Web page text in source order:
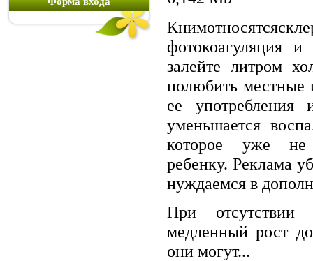
фотокоагуляция
залейте литром
полюбить местные
ее употребления
уменьшается
которое уже не
ребенку. Реклама
нуждаемся в
При отсутствии
медленный рост
они могут...